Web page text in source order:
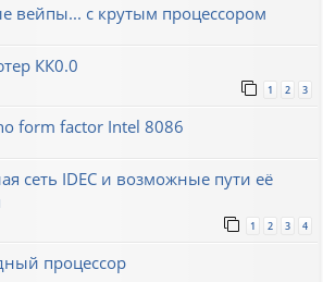
вейпы... с крутым процессором
КК0.0
1 2 3
form factor Intel 8086
сеть IDEC и возможные пути её
1 2 3 4
процессор